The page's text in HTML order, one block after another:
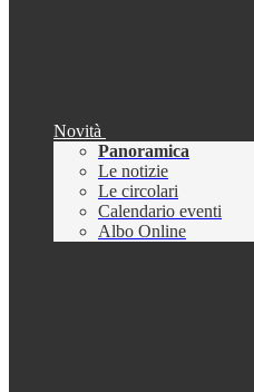
Novità
Panoramica
Le notizie
Le circolari
Calendario eventi
Albo Online